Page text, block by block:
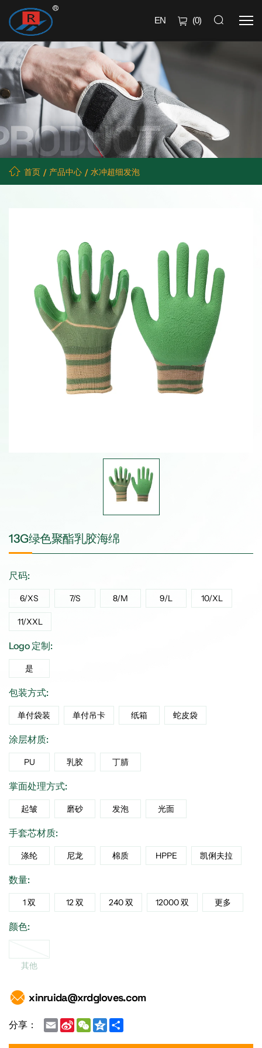
EN (0)
首页 产品中心 水冲超细发泡
13G绿色聚酯乳胶海绵
尺码:
6/XS 7/S 8/M 9/L 10/XL
11/XXL
Logo 定制:
是
包装方式:
单付袋装 单付吊卡 纸箱 蛇皮袋
涂层材质:
PU 乳胶 丁腈
掌面处理方式:
起皱 磨砂 发泡 光面
手套芯材质:
涤纶 尼龙 棉质 HPPE 凯俐夫拉
数量:
1 双 12 双 240 双 12000 双 更多
颜色:
其他
xinruida@xrdgloves.com
分享： EmailSina
Weibo
WeChat
Qzone